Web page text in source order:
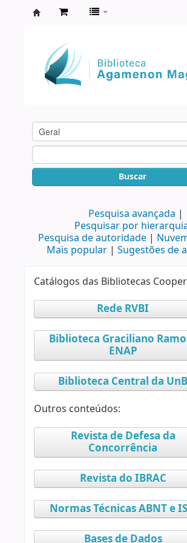
Agamenon
Magalhães
Buscar
Pesquisa avançada
Pesquisar por
Pesquisa de autoridade
Mais popular
Sugestões de
Catálogos das Bibliotecas
Rede RVBI
Biblioteca Graciliano
ENAP
Biblioteca Central da UnB
Outros conteúdos:
Revista de Defesa da
Concorrência
Revista do IBRAC
Normas Técnicas ABNT e
Bases de Dados